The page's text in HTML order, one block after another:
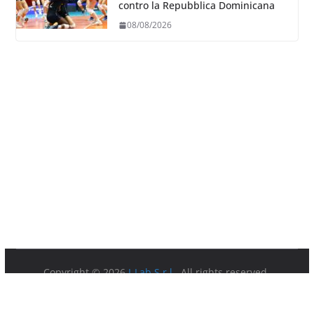
contro la Repubblica Dominicana
08/08/2026
Copyright © 2026I-Lab S.r.l.. All rights reserved.